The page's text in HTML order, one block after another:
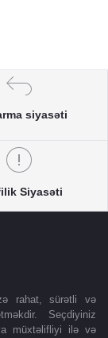
siyasəti
Siyasəti
rahat, sürətli və
Seçdiyiniz
müxtəlifliyi ilə və